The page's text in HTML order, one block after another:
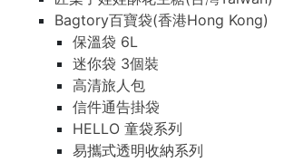
Bagtory百寶袋(香港Hong Kong)
保溫袋 6L
迷你袋 3個裝
高清旅人包
信件通告掛袋
HELLO 童袋系列
易攜式透明收納系列